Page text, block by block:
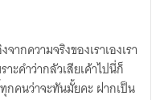
ากความจริงของเราเองเรา
ะคำว่ากลัวเสียเค้าไปนี่ก็
กคนว่าจะทันมั้ยคะ ฝากเป็น